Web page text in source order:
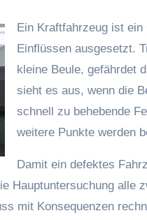
Ein Kraftfahrzeug ist ein Gebrauchsgegenstand und als solcher vielen
Einflüssen ausgesetzt.
kleine Beule, gefährdet
sieht es aus, wenn die
schnell zu behebende
weitere Punkte werden
Damit ein defektes
Hauptuntersuchung alle
mit Konsequenzen